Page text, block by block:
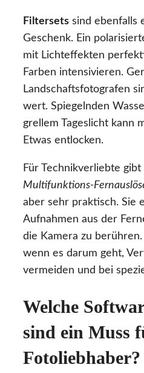
Filtersets sind ebenfalls
Geschenk. Ein
mit Lichteffekten
Farben intensivieren.
Landschaftsfotografen
wert. Spiegelnden
grellem Tageslicht kann
Etwas entlocken.
Für Technikverliebte gibt
Multifunktions-
aber sehr praktisch. Sie
Aufnahmen aus der
die Kamera zu
wenn es darum geht,
vermeiden und bei
Welche
sind ein Muss
Fotoliebhaber?